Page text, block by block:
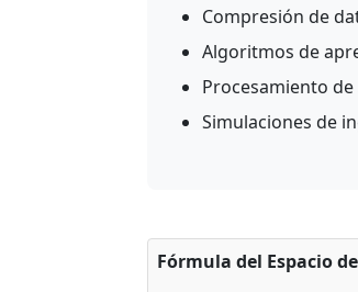
Compresión de
Algoritmos de
Procesamiento de
Simulaciones de
Fórmula del Espacio